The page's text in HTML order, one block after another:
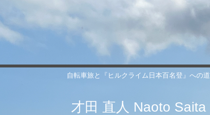
自転車旅と『ヒルクライム日本百名登』への道
才田 直人 Naoto Saita